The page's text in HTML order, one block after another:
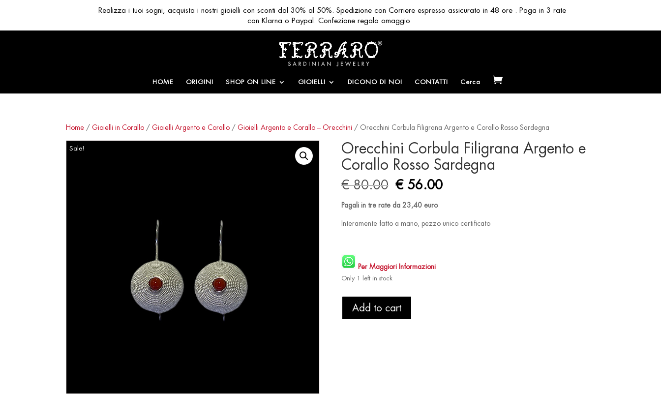
HOME ORIGINI SHOP ON LINE GIOIELLI DICONO DI NOI CONTATTI Cerca
Home /Gioielli in Corallo /Gioielli Argento e Corallo /Gioielli Argento e Corallo – Orecchini / Orecchini Corbula Filigrana Argento e Corallo Rosso Sardegna
Sale!
Orecchini Corbula Filigrana Argento e
Corallo Rosso Sardegna
€80.00 Original
was:
€ 80.00.
€56.00Current
€ 56.00.
Pagali in tre rate da 23,40 euro
Interamente fatto a mano, pezzo unico certificato
Per Maggiori Informazioni
Only 1 left in stock
Orecchini
Corbula
Add to cart
Realizza i tuoi sogni, acquista i nostri gioielli con sconti dal 30% al 50%. Spedizione con Corriere espresso assicurato in 48 ore . Paga in 3 rate
con Klarna o Paypal. Confezione regalo omaggio